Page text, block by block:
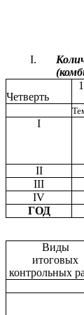
Четверть
I
II
III
IV
ГОД
Виды
итоговых
контрольных